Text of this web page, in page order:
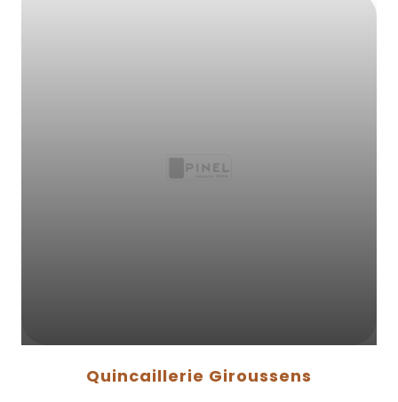
Quincaillerie Giroussens